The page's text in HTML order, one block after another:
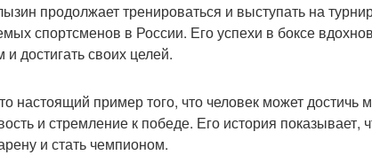
продолжает тренироваться и выступать на
спортсменов в России. Его успехи в боксе
достигать своих целей.
настоящий пример того, что человек может достичь
и стремление к победе. Его история
и стать чемпионом.